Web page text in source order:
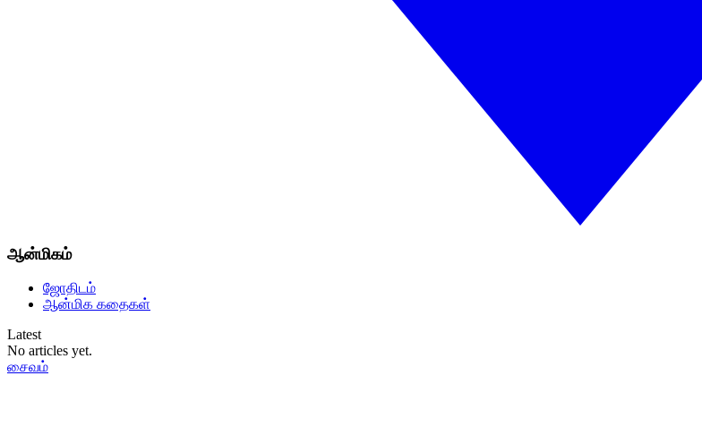
ஆன்மிகம்
ஜோதிடம்
ஆன்மிக கதைகள்
Latest
No articles yet.
சைவம்